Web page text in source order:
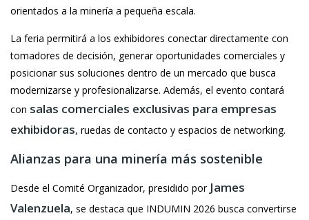
orientados a la minería a pequeña escala.
La feria permitirá a los exhibidores conectar directamente con
tomadores de decisión, generar oportunidades comerciales y
posicionar sus soluciones dentro de un mercado que busca
modernizarse y profesionalizarse. Además, el evento contará
con salas comerciales exclusivas para empresas
exhibidoras, ruedas de contacto y espacios de networking.
Alianzas para una minería más sostenible
Desde el Comité Organizador, presidido por James
Valenzuela, se destaca que INDUMIN 2026 busca convertirse